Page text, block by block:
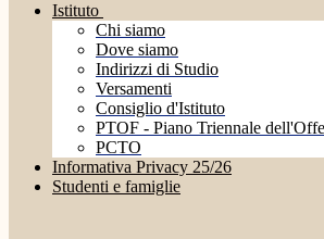
Istituto
Chi siamo
Dove siamo
Indirizzi di Studio
Versamenti
Consiglio d'Istituto
PTOF - Piano Triennale
PCTO
Informativa Privacy 25/26
Studenti e famiglie